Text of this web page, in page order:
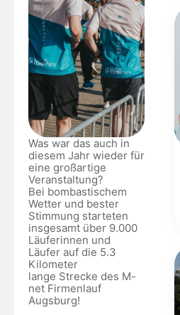
Was war das auch in
diesem Jahr wieder für
eine großartige
Veranstaltung?
Bei bombastischem
Wetter und bester
Stimmung starteten
insgesamt über 9.000
Läuferinnen und
Läufer auf die 5.3
Kilometer
lange Strecke des M-
net Firmenlauf
Augsburg!